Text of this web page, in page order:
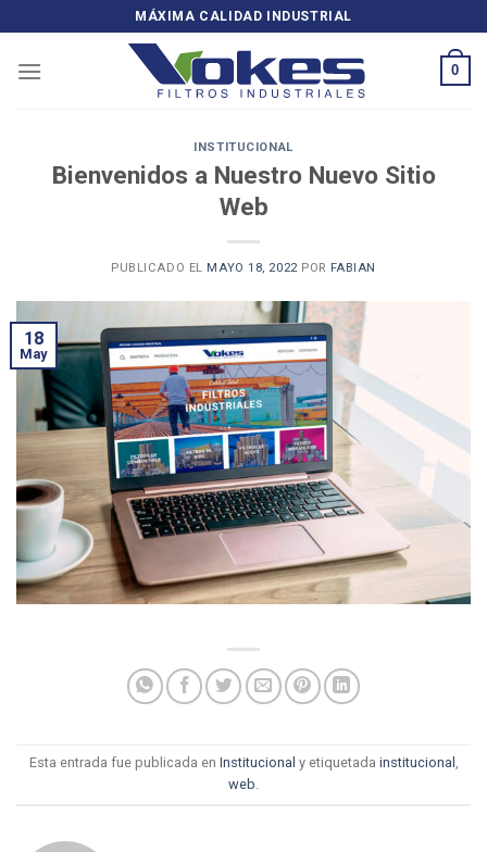
to
content
MÁXIMA CALIDAD INDUSTRIAL
0
INSTITUCIONAL
Bienvenidos a Nuestro Nuevo Sitio
Web
PUBLICADO EL MAYO 18, 2022 POR FABIAN
18
May
Esta entrada fue publicada en Institucional y etiquetada institucional ,
web.